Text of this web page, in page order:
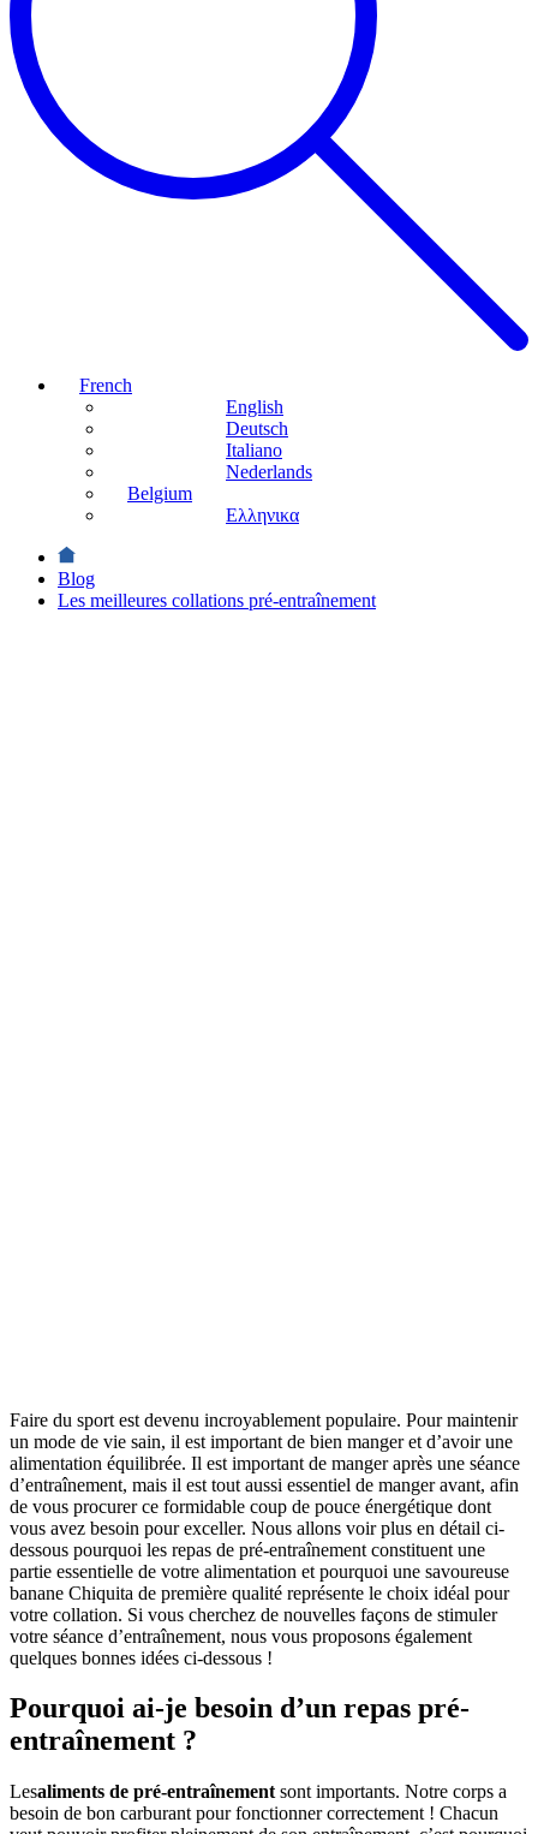
French
English
Deutsch
Italiano
Nederlands
Belgium
Ελληνικα
Blog
Les meilleures collations pré-entraînement
Faire du sport est devenu incroyablement populaire. Pour maintenir
un mode de vie sain, il est important de bien manger et d’avoir une
alimentation équilibrée. Il est important de manger après une séance
d’entraînement, mais il est tout aussi essentiel de manger avant, afin
de vous procurer ce formidable coup de pouce énergétique dont
vous avez besoin pour exceller. Nous allons voir plus en détail ci-
dessous pourquoi les repas de pré-entraînement constituent une
partie essentielle de votre alimentation et pourquoi une savoureuse
banane Chiquita de première qualité représente le choix idéal pour
votre collation. Si vous cherchez de nouvelles façons de stimuler
votre séance d’entraînement, nous vous proposons également
quelques bonnes idées ci-dessous !
Pourquoi ai-je besoin d’un repas pré-
entraînement ?
Lesaliments de pré-entraînement sont importants. Notre corps a
besoin de bon carburant pour fonctionner correctement ! Chacun